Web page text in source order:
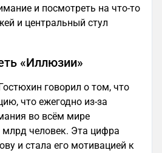
и посмотреть на что-то
и центральный стул
«Иллюзии»
говорил о том, что
что ежегодно из-за
во всём мире
млрд человек. Эта цифра
и стала его мотивацией к